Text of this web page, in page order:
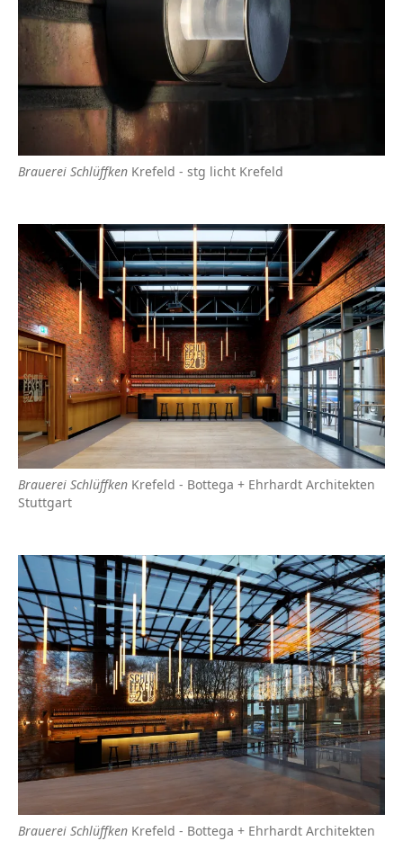
Brauerei Schlüffken Krefeld - stg licht Krefeld
Brauerei Schlüffken Krefeld - Bottega + Ehrhardt Architekten
Stuttgart
Brauerei Schlüffken Krefeld - Bottega + Ehrhardt Architekten